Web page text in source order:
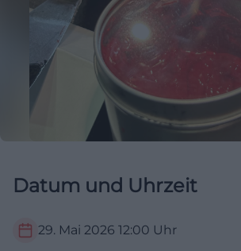
Datum und Uhrzeit
29. Mai 2026 12:00 Uhr